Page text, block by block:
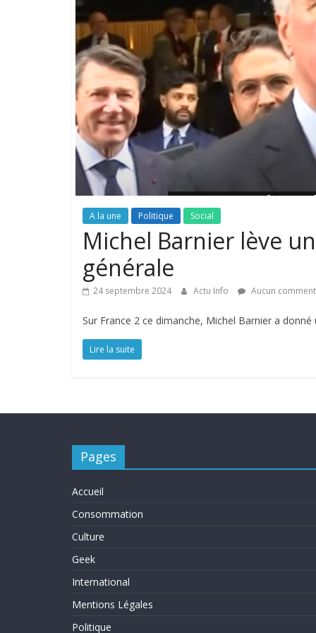
A la une Politique Social
Michel Barnier lève
générale
24 septembre 2024 Actu Info Aucun
Sur France 2 ce dimanche, Michel Barnier a
Lire la suite
Pages
Accueil
Consommation
Culture
Geek
International
Mentions Légales
Politique